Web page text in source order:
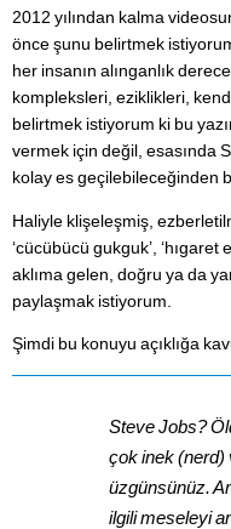
2012 yılından kalma
önce şunu belirtmek
her insanın alınganlık
kompleksleri, eziklikleri,
belirtmek istiyorum ki bu
vermek için değil, esasında
kolay es geçilebileceğinden
Haliyle klişeleşmiş,
‘cücübücü gukguk’, ‘hıgaret
aklıma gelen, doğru ya da
paylaşmak istiyorum.
Şimdi bu konuyu açıklığa
Steve Jobs?
çok inek (nerd)
üzgünsünüz.
ilgili meseleyi